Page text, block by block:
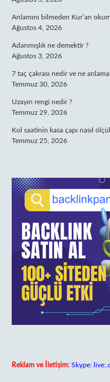
Anlamını bilmeden Kur’an
Ağustos 4, 2026
Adanmışlık ne demektir ?
Ağustos 3, 2026
7 taç çakrası nedir ve ne
Temmuz 30, 2026
Uzayın rengi nedir ?
Temmuz 29, 2026
Kol saatinin kasa çapı nasıl
Temmuz 25, 2026
Reklam ve İletişim: Skype: